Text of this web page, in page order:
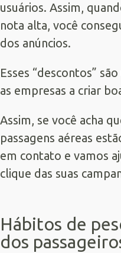
usuários. Assim,
nota alta, você
dos anúncios.
Esses “descontos”
as empresas a criar
Assim, se você acha
passagens aéreas
em contato e vamos
clique das suas
Hábitos de
dos